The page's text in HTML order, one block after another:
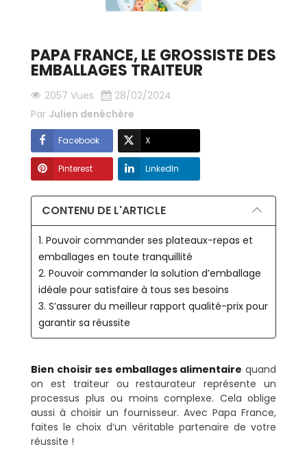
PAPA FRANCE, LE GROSSISTE DES
EMBALLAGES TRAITEUR
2057 Vues
28/02/2024
Par Julien denéchère
Facebook X
Pinterest LinkedIn
CONTENU DE L'ARTICLE
1. Pouvoir commander ses plateaux-repas et
emballages en toute tranquillité
2. Pouvoir commander la solution d’emballage
idéale pour satisfaire à tous ses besoins
3. S’assurer du meilleur rapport qualité-prix pour
garantir sa réussite
Bien choisir ses emballages alimentaire quand
on est traiteur ou restaurateur représente un
processus plus ou moins complexe. Cela oblige
aussi à choisir un fournisseur. Avec Papa France,
faites le choix d’un véritable partenaire de votre
réussite !